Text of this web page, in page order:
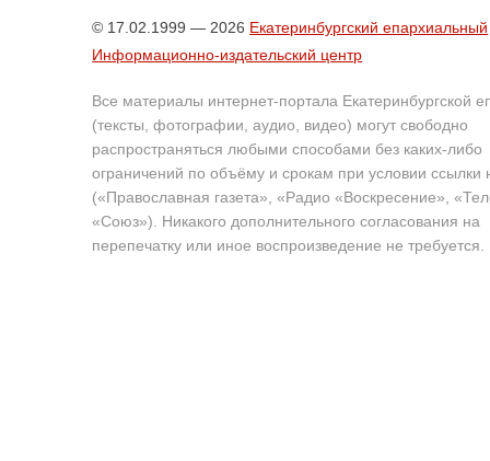
© 17.02.1999 — 2026 Екатеринбургский епархиальный
Информационно-издательский центр
Все материалы интернет-портала Екатеринбургской
(тексты, фотографии, аудио, видео) могут свободно
распространяться любыми способами без каких-либо
ограничений по объёму и срокам при условии ссылки
(«Православная газета», «Радио «Воскресение»,
«Союз»). Никакого дополнительного согласования на
перепечатку или иное воспроизведение не требуется.